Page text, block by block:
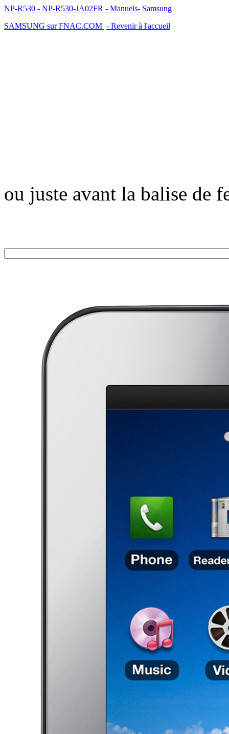
NP-R530 - NP-R530-JA02FR - Manuels- Samsung
SAMSUNG sur FNAC.COM - Revenir à l'accueil
ou juste avant la balise de